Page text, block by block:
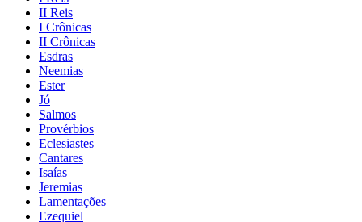
II Reis
I Crônicas
II Crônicas
Esdras
Neemias
Ester
Jó
Salmos
Provérbios
Eclesiastes
Cantares
Isaías
Jeremias
Lamentações
Ezequiel